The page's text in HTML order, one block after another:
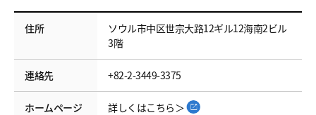
住所
ソウル市中区世宗大路12ギル12海南2ビル
3階
連絡先 +82-2-3449-3375
ホームページ 詳しくはこちら＞